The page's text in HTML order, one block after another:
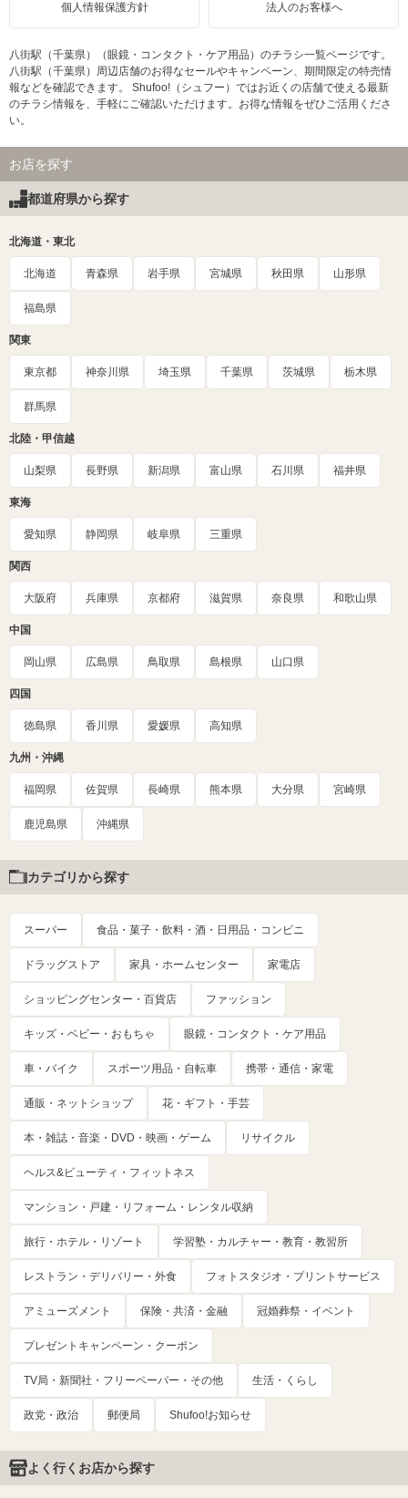
個人情報保護方針 法人のお客様へ
八街駅（千葉県）（眼鏡・コンタクト・ケア用品）のチラシ一覧ページです。
八街駅（千葉県）周辺店舗のお得なセールやキャンペーン、期間限定の特売情
報などを確認できます。 Shufoo!（シュフー）ではお近くの店舗で使える最新
のチラシ情報を、手軽にご確認いただけます。お得な情報をぜひご活用くださ
い。
お店を探す
都道府県から探す
北海道・東北
北海道 青森県 岩手県 宮城県 秋田県 山形県
福島県
関東
東京都 神奈川県 埼玉県 千葉県 茨城県 栃木県
群馬県
北陸・甲信越
山梨県 長野県 新潟県 富山県 石川県 福井県
東海
愛知県 静岡県 岐阜県 三重県
関西
大阪府 兵庫県 京都府 滋賀県 奈良県 和歌山県
中国
岡山県 広島県 鳥取県 島根県 山口県
四国
徳島県 香川県 愛媛県 高知県
九州・沖縄
福岡県 佐賀県 長崎県 熊本県 大分県 宮崎県
鹿児島県 沖縄県
カテゴリから探す
スーパー 食品・菓子・飲料・酒・日用品・コンビニ
ドラッグストア 家具・ホームセンター 家電店
ショッピングセンター・百貨店 ファッション
キッズ・ベビー・おもちゃ 眼鏡・コンタクト・ケア用品
車・バイク スポーツ用品・自転車 携帯・通信・家電
通販・ネットショップ 花・ギフト・手芸
本・雑誌・音楽・DVD・映画・ゲーム リサイクル
ヘルス&ビューティ・フィットネス
マンション・戸建・リフォーム・レンタル収納
旅行・ホテル・リゾート 学習塾・カルチャー・教育・教習所
レストラン・デリバリー・外食 フォトスタジオ・プリントサービス
アミューズメント 保険・共済・金融 冠婚葬祭・イベント
プレゼントキャンペーン・クーポン
TV局・新聞社・フリーペーパー・その他 生活・くらし
政党・政治 郵便局 Shufoo!お知らせ
よく行くお店から探す